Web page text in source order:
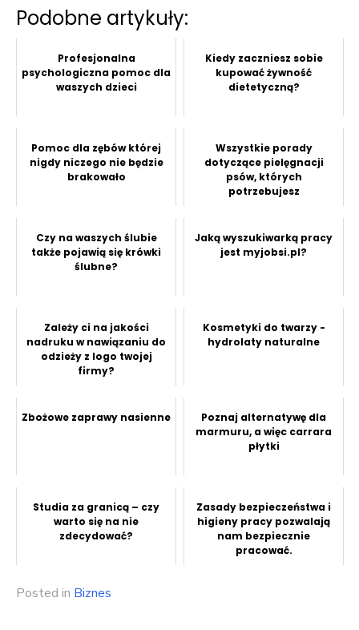
Podobne artykuły:
Profesjonalna
psychologiczna pomoc dla
waszych dzieci
Kiedy zaczniesz sobie
kupować żywność
dietetyczną?
Pomoc dla zębów której
nigdy niczego nie będzie
brakowało
Wszystkie porady
dotyczące pielęgnacji
psów, których
potrzebujesz
Czy na waszych ślubie
także pojawią się krówki
ślubne?
Jaką wyszukiwarką pracy
jest myjobsi.pl?
Zależy ci na jakości
nadruku w nawiązaniu do
odzieży z logo twojej
firmy?
Kosmetyki do twarzy -
hydrolaty naturalne
Zbożowe zaprawy nasienne
Poznaj alternatywę dla
marmuru, a więc carrara
płytki
Studia za granicą – czy
warto się na nie
zdecydować?
Zasady bezpieczeństwa i
higieny pracy pozwalają
nam bezpiecznie
pracować.
Posted in Biznes